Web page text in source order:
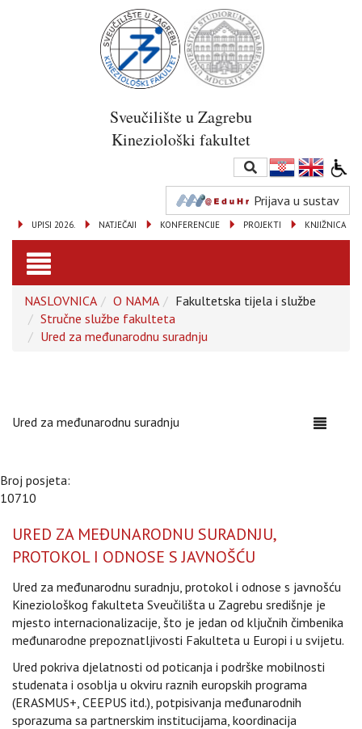
Sveučilište u Zagrebu
Kineziološki fakultet
Prijava u sustav
KNJIŽNICA
PROJEKTI
KONFERENCIJE
NATJEČAJI
UPISI 2026.
Toggle
navigation
NASLOVNICA O NAMA
Fakultetska tijela i službe
Stručne službe fakulteta
Ured za međunarodnu suradnju
Ured za međunarodnu suradnju
Broj posjeta:
10710
URED ZA MEĐUNARODNU SURADNJU,
PROTOKOL I ODNOSE S JAVNOŠĆU
Ured za međunarodnu suradnju, protokol i odnose s javnošću
Kineziološkog fakulteta Sveučilišta u Zagrebu središnje je
mjesto internacionalizacije, što je jedan od ključnih čimbenika
međunarodne prepoznatljivosti Fakulteta u Europi i u svijetu.
Ured pokriva djelatnosti od poticanja i podrške mobilnosti
studenata i osoblja u okviru raznih europskih programa
(ERASMUS+, CEEPUS itd.), potpisivanja međunarodnih
sporazuma sa partnerskim institucijama, koordinacija